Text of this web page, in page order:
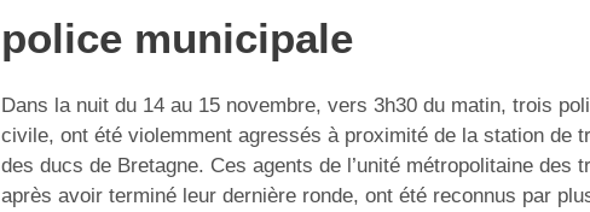
police municipale
Dans la nuit du 14 au 15 novembre, vers 3h30 du matin, trois
civile, ont été violemment agressés à proximité de la station de
des ducs de Bretagne. Ces agents de l’unité métropolitaine des
après avoir terminé leur dernière ronde, ont été reconnus par